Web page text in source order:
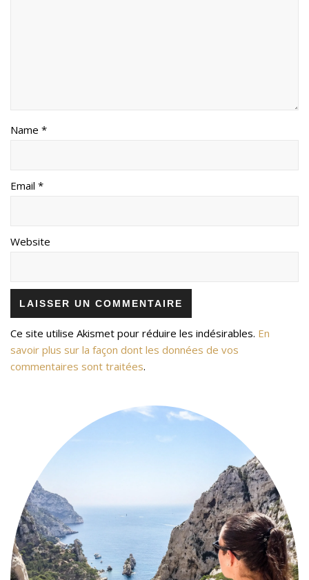
Name *
Email *
Website
Ce site utilise Akismet pour réduire les indésirables. En
savoir plus sur la façon dont les données de vos
commentaires sont traitées.